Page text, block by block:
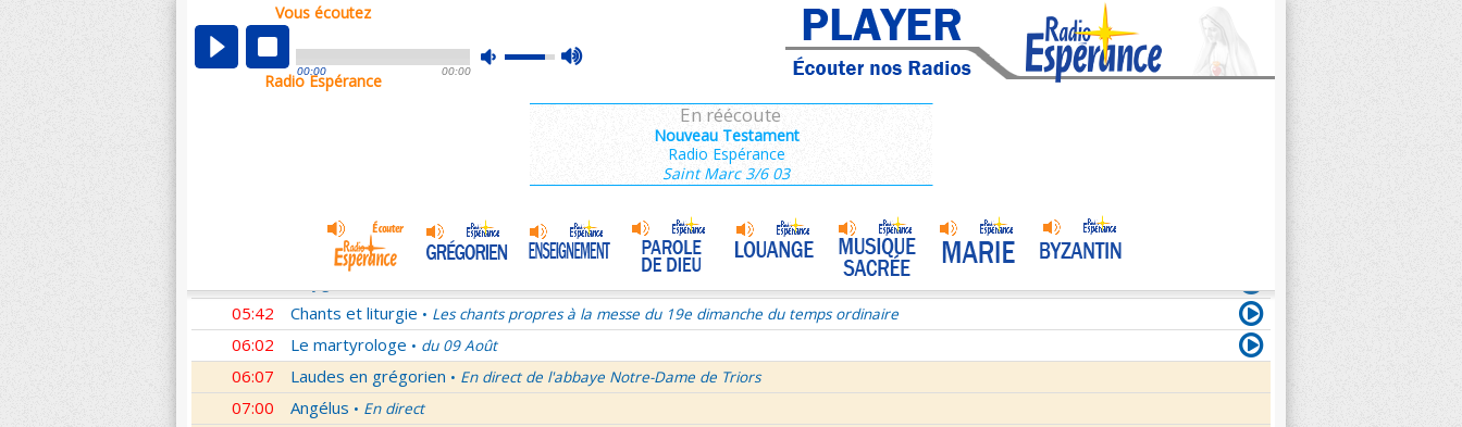
Vous écoutez
mute
max
00:00 00:00
Radio Espérance
En réécoute
Nouveau Testament
Radio Espérance
Saint Marc 3/6 03
00:07
01:00 Ecole du dimanche • Augustin par Henry Chadwick 03
01:30 Audience du Pape
19e semaine du Temps Ordinaire 1/7 - Dimanche
Les conférences de la Famille Missionnaire de Notre-Dame • Témoin de la joie au travail
Lettre aux Galates et lettre aux Philippiens
Si tu savais le don de Dieu La volonté de Dieu et moi et moi et moi ! 2/2
Monseigneur vous répond • Célibat des prètres
05:42 Chants et liturgie • Les chants propres à la messe du 19e dimanche du temps ordinaire
06:02 Le martyrologe • du 09 Août
06:07 Laudes en grégorien • En direct de l'abbaye Notre-Dame de Triors
07:00 Angélus • En direct